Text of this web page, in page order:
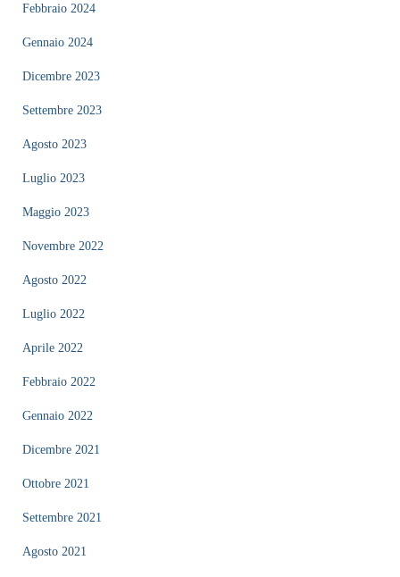
Febbraio 2024
Gennaio 2024
Dicembre 2023
Settembre 2023
Agosto 2023
Luglio 2023
Maggio 2023
Novembre 2022
Agosto 2022
Luglio 2022
Aprile 2022
Febbraio 2022
Gennaio 2022
Dicembre 2021
Ottobre 2021
Settembre 2021
Agosto 2021